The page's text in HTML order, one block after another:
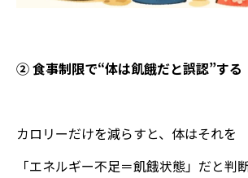
② 食事制限で“体は飢餓だと誤認”する
カロリーだけを減らすと、体はそれを
「エネルギー不足＝飢餓状態」だと判